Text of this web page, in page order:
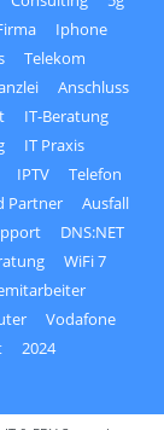
Iphone
Telekom
Anschluss
IT-Beratung
IT Praxis
IPTV
Telefon
Partner
Ausfall
DNS:NET
WiFi 7
Vodafone
2024